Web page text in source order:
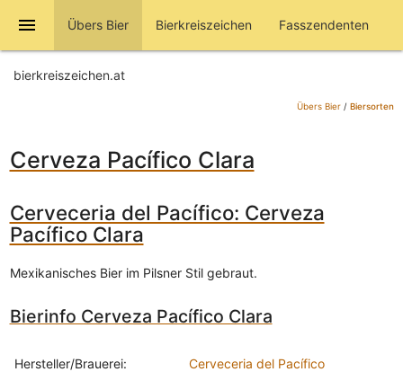
menu Übers Bier Bierkreiszeichen Fasszendenten
bierkreiszeichen.at
Übers Bier/ Biersorten
Cerveza Pacífico Clara
Cerveceria del Pacífico: Cerveza
Pacífico Clara
Mexikanisches Bier im Pilsner Stil gebraut.
Bierinfo Cerveza Pacífico Clara
Hersteller/Brauerei: Cerveceria del Pacífico